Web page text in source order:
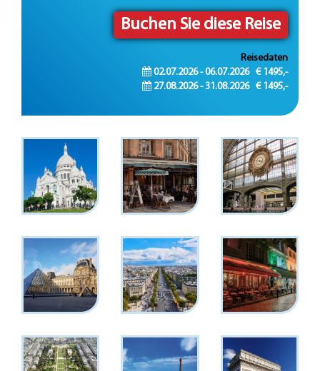
Buchen Sie diese Reise
Reisedaten
02.07.2026 - 06.07.2026 € 1495,-
27.08.2026 - 31.08.2026 € 1495,-